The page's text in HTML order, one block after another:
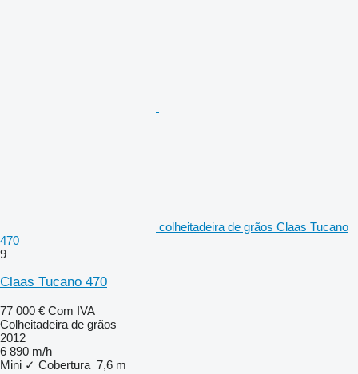
colheitadeira de grãos Claas Tucano
470
9
Claas Tucano 470
77 000 € Com IVA
Colheitadeira de grãos
2012
6 890 m/h
Mini ✓ Cobertura 7,6 m